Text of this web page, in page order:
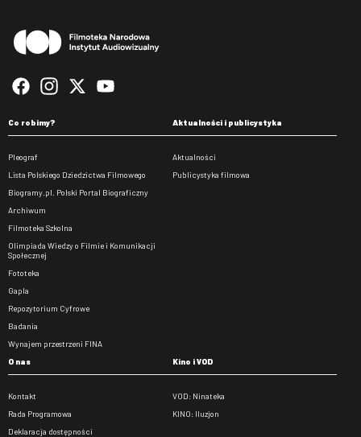
Co robimy?
Pleograf
Lista Polskiego Dziedzictwa Filmowego
Biogramy.pl. Polski Portal Biograficzny
Archiwum
Filmoteka Szkolna
Olimpiada Wiedzy o Filmie i Komunikacji
Społecznej
Fototeka
Gapla
Repozytorium Cyfrowe
Badania
Wynajem przestrzeni FINA
Aktualności i publicystyka
Aktualności
Publicystyka filmowa
O nas
Kontakt
Rada Programowa
Deklaracja dostępności
Kino i VOD
VOD: Ninateka
KINO: Iluzjon